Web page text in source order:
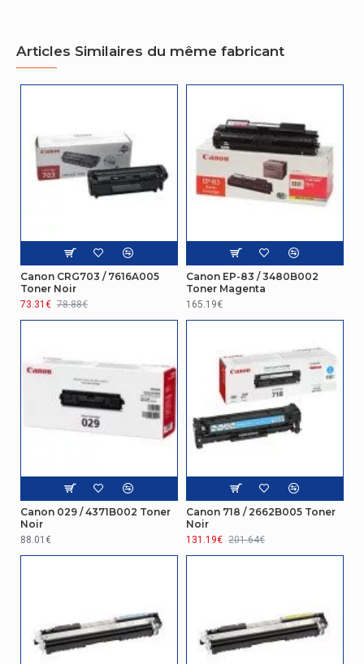
Articles Similaires du même fabricant
Canon CRG703 / 7616A005
Toner Noir
73.31€ 78.88€
Canon EP-83 / 3480B002
Toner Magenta
165.19€
Canon 029 / 4371B002 Toner
Noir
88.01€
Canon 718 / 2662B005 Toner
Noir
131.19€ 201.64€